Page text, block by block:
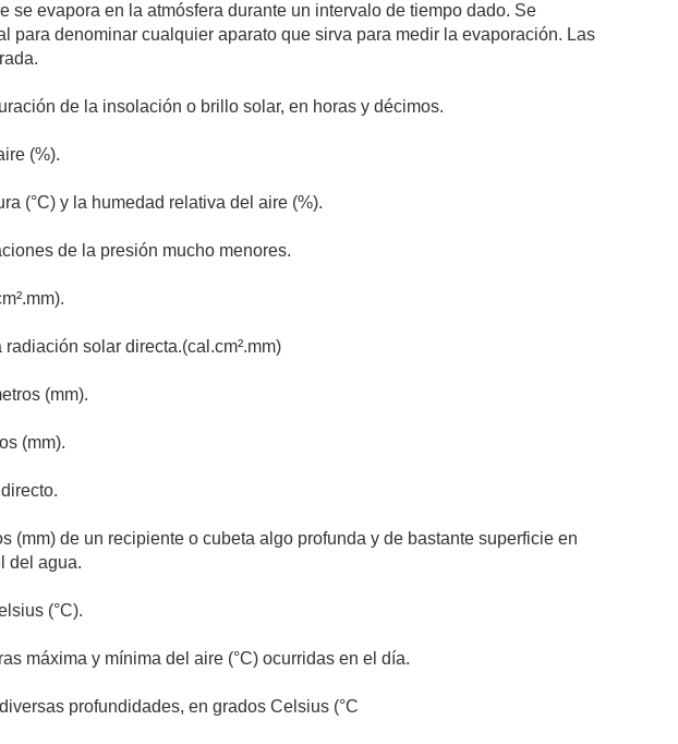
se evapora en la atmósfera durante un intervalo de tiempo dado. Se
para denominar cualquier aparato que sirva para medir la evaporación. Las
de la insolación o brillo solar, en horas y décimos.
(%).
(°C) y la humedad relativa del aire (%).
de la presión mucho menores.
solar directa.(cal.cm­².mm­)
(mm).
(mm).
(mm) de un recipiente o cubeta algo profunda y de bastante superficie en
del agua.
(°C).
máxima y mínima del aire (°C) ocurridas en el día.
profundidades, en grados Celsius (°C